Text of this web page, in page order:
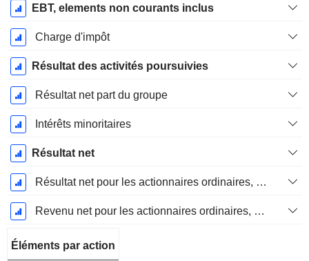
EBT, elements non courants inclus
Charge d'impôt
Résultat des activités poursuivies
Résultat net part du groupe
Intérêts minoritaires
Résultat net
Résultat net pour les actionnaires ordinaires, éléments exceptionnels inclus.
Revenu net pour les actionnaires ordinaires, hors éléments exceptionnelsRésultat net pour les actionnaires ordinaires, éléments exceptionnels exclus.
Éléments par action